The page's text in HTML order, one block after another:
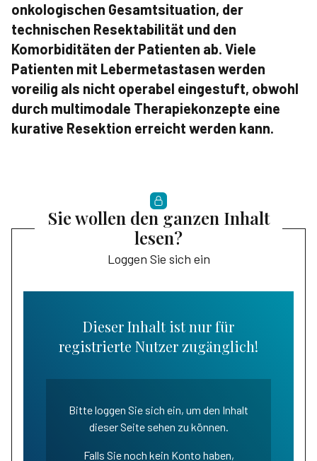
onkologischen Gesamtsituation, der
technischen Resektabilität und den
Komorbiditäten der Patienten ab. Viele
Patienten mit Lebermetastasen werden
voreilig als nicht operabel eingestuft, obwohl
durch multimodale Therapiekonzepte eine
kurative Resektion erreicht werden kann.
Sie wollen den ganzen Inhalt
lesen?
Loggen Sie sich ein
Dieser Inhalt ist nur für
registrierte Nutzer zugänglich!
Bitte loggen Sie sich ein, um den Inhalt
dieser Seite sehen zu können.
Falls Sie noch kein Konto haben,